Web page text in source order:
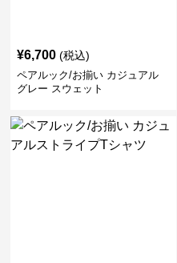
¥6,700 (税込)
ペアルック/お揃い カジュアル
グレー スウェット